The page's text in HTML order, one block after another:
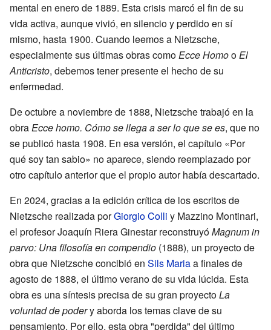
mental en enero de 1889. Esta crisis marcó el fin de su
vida activa, aunque vivió, en silencio y perdido en sí
mismo, hasta 1900. Cuando leemos a Nietzsche,
especialmente sus últimas obras comoEcce HomooEl
Anticristo, debemos tener presente el hecho de su
enfermedad.
De octubre a noviembre de 1888, Nietzsche trabajó en la
obraEcce homo. Cómo se llega a ser lo que se es, que no
se publicó hasta 1908. En esa versión, el capítulo «Por
qué soy tan sabio» no aparece, siendo reemplazado por
otro capítulo anterior que el propio autor había descartado.
En 2024, gracias a la edición crítica de los escritos de
Nietzsche realizada porGiorgio Colli y Mazzino Montinari,
el profesor Joaquín Riera Ginestar reconstruyóMagnum in
parvo: Una filosofía en compendio (1888), un proyecto de
obra que Nietzsche concibió en Sils Mariaa finales de
agosto de 1888, el último verano de su vida lúcida. Esta
obra es una síntesis precisa de su gran proyectoLa
voluntad de podery aborda los temas clave de su
pensamiento. Por ello, esta obra "perdida" del último